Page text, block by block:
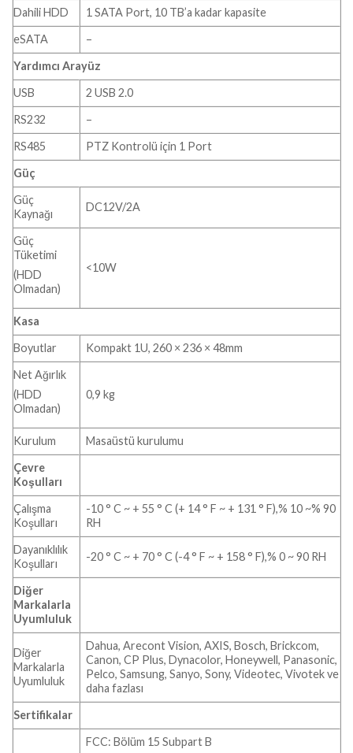
Dahili HDD
1 SATA Port, 10 TB’a kadar kapasite
eSATA
–
Yardımcı Arayüz
USB
2 USB 2.0
RS232
–
RS485
PTZ Kontrolü için 1 Port
Güç
Güç
Kaynağı
DC12V/2A
Güç
Tüketimi
(HDD
Olmadan)
<10W
Kasa
Boyutlar
Kompakt 1U, 260 × 236 × 48mm
Net Ağırlık
(HDD
Olmadan)
0,9 kg
Kurulum
Masaüstü kurulumu
Çevre
Koşulları
Çalışma
Koşulları
-10 ° C ~ + 55 ° C (+ 14 ° F ~ + 131 ° F),% 10 ~% 90
RH
Dayanıklılık
Koşulları
-20 ° C ~ + 70 ° C (-4 ° F ~ + 158 ° F),% 0 ~ 90 RH
Diğer
Markalarla
Uyumluluk
Diğer
Markalarla
Uyumluluk
Dahua, Arecont Vision, AXIS, Bosch, Brickcom,
Canon, CP Plus, Dynacolor, Honeywell, Panasonic,
Pelco, Samsung, Sanyo, Sony, Videotec, Vivotek ve
daha fazlası
Sertifikalar
FCC: Bölüm 15 Subpart B